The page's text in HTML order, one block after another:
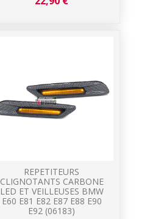
REPETITEURS
CLIGNOTANTS CARBONE
LED ET VEILLEUSES BMW
E60 E81 E82 E87 E88 E90
E92 (06183)